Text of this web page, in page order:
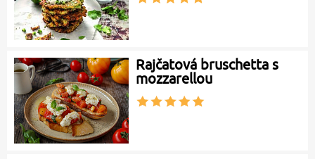
Rajčatová bruschetta s
mozzarellou